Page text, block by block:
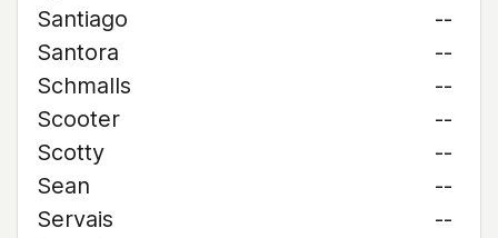
Santiago
--
Santora
--
Schmalls
--
Scooter
--
Scotty
--
Sean
--
Servais
--